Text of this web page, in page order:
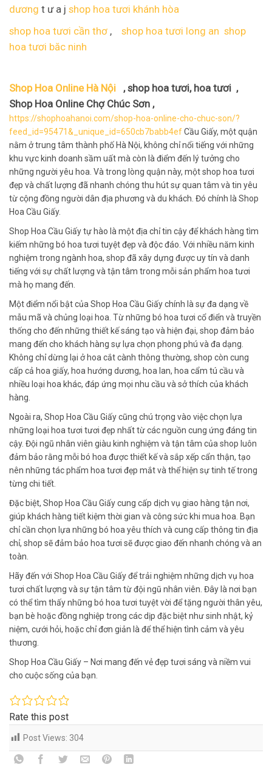
dương t ư a j shop hoa tươi khánh hòa
shop hoa tươi cần thơ , shop hoa tươi long an shop
hoa tươi băc ninh
Shop Hoa Online Hà Nội , shop hoa tươi, hoa tươi ,
Shop Hoa Online Chợ Chúc Sơn ,
https://shophoahanoi.com/shop-hoa-online-cho-chuc-son/?
feed_id=95471&_unique_id=650cb7babb4efCầu Giấy, một quận
nằm ở trung tâm thành phố Hà Nội, không chỉ nổi tiếng với những
khu vực kinh doanh sầm uất mà còn là điểm đến lý tưởng cho
những người yêu hoa. Và trong lòng quận này, một shop hoa tươi
đẹp và chất lượng đã nhanh chóng thu hút sự quan tâm và tin yêu
từ cộng đồng người dân địa phương và du khách. Đó chính là Shop
Hoa Cầu Giấy.
Shop Hoa Cầu Giấy tự hào là một địa chỉ tin cậy để khách hàng tìm
kiếm những bó hoa tươi tuyệt đẹp và độc đáo. Với nhiều năm kinh
nghiệm trong ngành hoa, shop đã xây dựng được uy tín và danh
tiếng với sự chất lượng và tận tâm trong mỗi sản phẩm hoa tươi
mà họ mang đến.
Một điểm nổi bật của Shop Hoa Cầu Giấy chính là sự đa dạng về
mẫu mã và chủng loại hoa. Từ những bó hoa tươi cổ điển và truyền
thống cho đến những thiết kế sáng tạo và hiện đại, shop đảm bảo
mang đến cho khách hàng sự lựa chọn phong phú và đa dạng.
Không chỉ dừng lại ở hoa cắt cành thông thường, shop còn cung
cấp cả hoa giấy, hoa hướng dương, hoa lan, hoa cẩm tú cầu và
nhiều loại hoa khác, đáp ứng mọi nhu cầu và sở thích của khách
hàng.
Ngoài ra, Shop Hoa Cầu Giấy cũng chú trọng vào việc chọn lựa
những loại hoa tươi tươi đẹp nhất từ các nguồn cung ứng đáng tin
cậy. Đội ngũ nhân viên giàu kinh nghiệm và tận tâm của shop luôn
đảm bảo rằng mỗi bó hoa được thiết kế và sắp xếp cẩn thận, tạo
nên những tác phẩm hoa tươi đẹp mắt và thể hiện sự tinh tế trong
từng chi tiết.
Đặc biệt, Shop Hoa Cầu Giấy cung cấp dịch vụ giao hàng tận nơi,
giúp khách hàng tiết kiệm thời gian và công sức khi mua hoa. Bạn
chỉ cần chọn lựa những bó hoa yêu thích và cung cấp thông tin địa
chỉ, shop sẽ đảm bảo hoa tươi sẽ được giao đến nhanh chóng và an
toàn.
Hãy đến với Shop Hoa Cầu Giấy để trải nghiệm những dịch vụ hoa
tươi chất lượng và sự tận tâm từ đội ngũ nhân viên. Đây là nơi bạn
có thể tìm thấy những bó hoa tươi tuyệt vời để tặng người thân yêu,
bạn bè hoặc đồng nghiệp trong các dịp đặc biệt như sinh nhật, kỷ
niệm, cưới hỏi, hoặc chỉ đơn giản là để thể hiện tình cảm và yêu
thương.
Shop Hoa Cầu Giấy – Nơi mang đến vẻ đẹp tươi sáng và niềm vui
cho cuộc sống của bạn.
Rate this post
Post Views: 304